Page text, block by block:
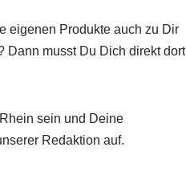
eigenen Produkte auch zu Dir
Dann musst Du Dich direkt dort
sein und Deine
Redaktion auf.